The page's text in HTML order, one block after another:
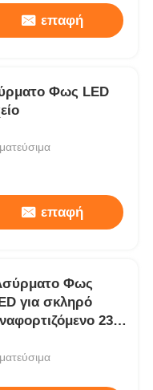
επαφή
Φως LED
επαφή
Φως
για σκληρό
232